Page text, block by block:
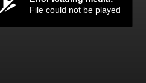
File could not be played